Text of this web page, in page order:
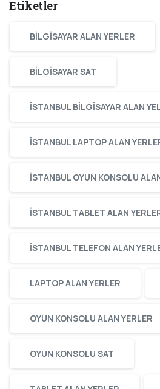
Etiketler
BILGISAYAR ALAN YERLER
BILGISAYAR SAT
ISTANBUL BILGISAYAR ALAN
ISTANBUL LAPTOP ALAN
ISTANBUL OYUN KONSOLU
ISTANBUL TABLET ALAN
ISTANBUL TELEFON ALAN
LAPTOP ALAN YERLER
OYUN KONSOLU ALAN YERLER
OYUN KONSOLU SAT